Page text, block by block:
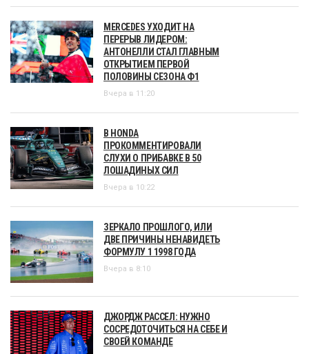
MERCEDES УХОДИТ НА
ПЕРЕРЫВ ЛИДЕРОМ:
АНТОНЕЛЛИ СТАЛ ГЛАВНЫМ
ОТКРЫТИЕМ ПЕРВОЙ
ПОЛОВИНЫ СЕЗОНА Ф1
Вчера в 11:20
В HONDA
ПРОКОММЕНТИРОВАЛИ
СЛУХИ О ПРИБАВКЕ В 50
ЛОШАДИНЫХ СИЛ
Вчера в 10:22
ЗЕРКАЛО ПРОШЛОГО, ИЛИ
ДВЕ ПРИЧИНЫ НЕНАВИДЕТЬ
ФОРМУЛУ 1 1998 ГОДА
Вчера в 8:10
ДЖОРДЖ РАССЕЛ: НУЖНО
СОСРЕДОТОЧИТЬСЯ НА СЕБЕ И
СВОЕЙ КОМАНДЕ